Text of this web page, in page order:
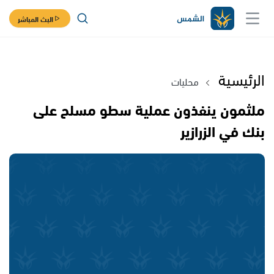
البث المباشر
الرئيسية محليات
ملثمون ينفذون عملية سطو مسلح على
بنك في الزرازير